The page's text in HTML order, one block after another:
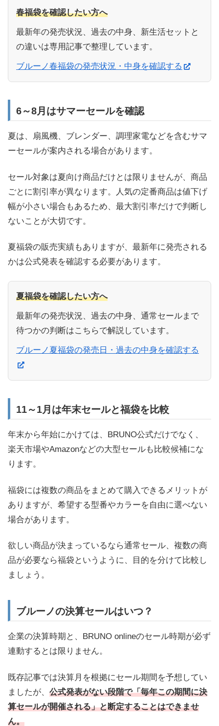
春福袋を確認したい方へ
最新年の発売状況、過去の中身、新生活セットと
の違いは専用記事で整理しています。
ブルーノ春福袋の発売状況・中身を確認する
6～8月はサマーセールを確認
夏は、扇風機、ブレンダー、調理家電などを含むサマ
ーセールが案内される場合があります。
セール対象は夏向け商品だけとは限りませんが、商品
ごとに割引率が異なります。人気の定番商品は値下げ
幅が小さい場合もあるため、最大割引率だけで判断し
ないことが大切です。
夏福袋の販売実績もありますが、最新年に発売される
かは公式発表を確認する必要があります。
夏福袋を確認したい方へ
最新年の発売状況、過去の中身、通常セールまで
待つかの判断はこちらで解説しています。
ブルーノ夏福袋の発売日・過去の中身を確認する
11～1月は年末セールと福袋を比較
年末から年始にかけては、BRUNO公式だけでなく、
楽天市場やAmazonなどの大型セールも比較候補にな
ります。
福袋には複数の商品をまとめて購入できるメリットが
ありますが、希望する型番やカラーを自由に選べない
場合があります。
欲しい商品が決まっているなら通常セール、複数の商
品が必要なら福袋というように、目的を分けて比較し
ましょう。
ブルーノの決算セールはいつ？
企業の決算時期と、BRUNO onlineのセール時期が必ず
連動するとは限りません。
既存記事では決算月を根拠にセール期間を予想してい
ましたが、 公式発表がない段階で「毎年この期間に決
算セールが開催される」と断定することはできませ
ん。